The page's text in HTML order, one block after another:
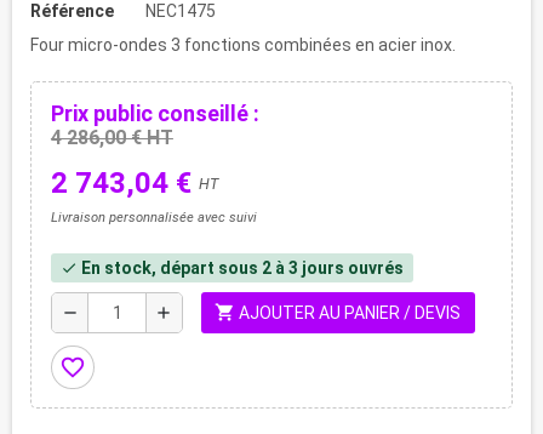
Référence
NEC1475
Four micro-ondes 3 fonctions combinées en acier inox.
Prix public conseillé :
4 286,00 € HT
2 743,04 € HT
Livraison personnalisée avec suivi
check En stock, départ sous 2 à 3 jours ouvrés
remove add shopping_cart AJOUTER AU PANIER / DEVIS
favorite_border